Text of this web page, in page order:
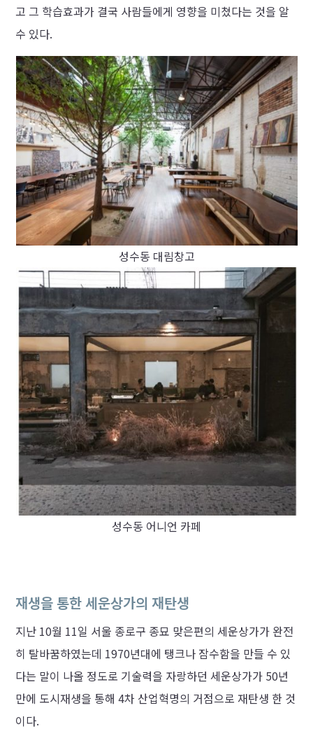
고 그 학습효과가 결국 사람들에게 영향을 미쳤다는 것을 알
수 있다.
성수동 대림창고
성수동 어니언 카페
재생을 통한 세운상가의 재탄생
지난 10월 11일 서울 종로구 종묘 맞은편의 세운상가가 완전
히 탈바꿈하였는데 1970년대에 탱크나 잠수함을 만들 수 있
다는 말이 나올 정도로 기술력을 자랑하던 세운상가가 50년
만에 도시재생을 통해 4차 산업혁명의 거점으로 재탄생 한 것
이다.